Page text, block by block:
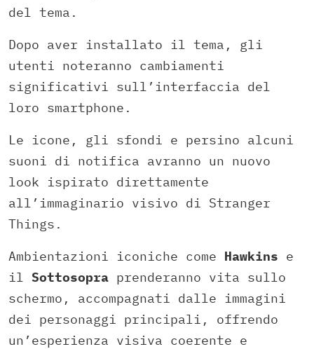
del tema.
Dopo aver installato il tema, gli
utenti noteranno cambiamenti
significativi sull’interfaccia del
loro smartphone.
Le icone, gli sfondi e persino alcuni
suoni di notifica avranno un nuovo
look ispirato direttamente
all’immaginario visivo di Stranger
Things.
Ambientazioni iconiche come Hawkins e
il Sottosopra prenderanno vita sullo
schermo, accompagnati dalle immagini
dei personaggi principali, offrendo
un’esperienza visiva coerente e